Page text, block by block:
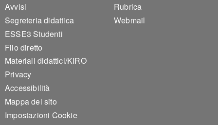
Footer 1
Avvisi
Segreteria didattica
ESSE3 Studenti
Filo diretto
Materiali didattici/KIRO
Privacy
Accessibilità
Mappa del sito
Impostazioni Cookie
Footer 2
Rubrica
Webmail